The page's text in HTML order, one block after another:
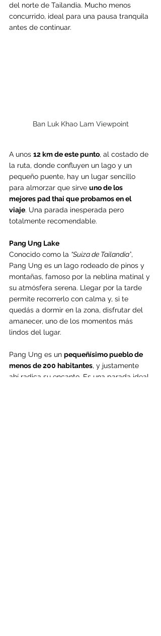
del norte de Tailandia. Mucho menos
concurrido, ideal para una pausa tranquila
antes de continuar.
Ban Luk Khao Lam Viewpoint
A unos 12 km de este punto, al costado de
la ruta, donde confluyen un lago y un
pequeño puente, hay un lugar sencillo
para almorzar que sirve uno de los
mejores pad thai que probamos en el
viaje. Una parada inesperada pero
totalmente recomendable.
Pang Ung Lake
Conocido como la “Suiza de Tailandia”,
Pang Ung es un lago rodeado de pinos y
montañas, famoso por la neblina matinal y
su atmósfera serena. Llegar por la tarde
permite recorrerlo con calma y, si te
quedás a dormir en la zona, disfrutar del
amanecer, uno de los momentos más
lindos del lugar.
Pang Ung es un pequeñísimo pueblo de
menos de 200 habitantes, y justamente
ahí radica su encanto. Es una parada ideal